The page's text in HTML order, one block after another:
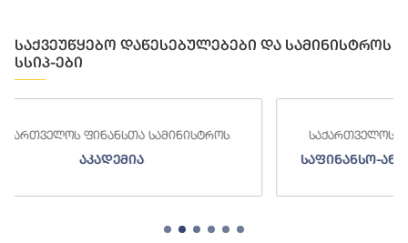
საქვეუწყებო დაწესებულებები და სამინისტროს
სსიპ-ები
საქართველოს ფინანსთა სამინისტროს
საფინანსო-ანალიტიკური სამსახური